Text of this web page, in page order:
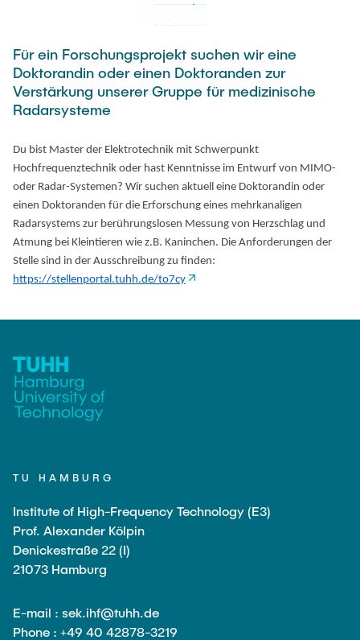
Jan Burmeister
Anja-Maria Doobe-Jöstingmeier
Carmen Hajunga
Research Associates
Nils Albrecht
Moritz Bäcker
Nils Bade
Frederike Bartels
Kai Christian Hübner
Omar Jabi
Marvin Jäger
Philip Riege
Georg Frederik Riemschneider
Marvin Ruppik
Bartosz Tegowski
QSea II
Smart Analytics
SUSTRONICS
Additional Involvements
ElektRail
I3 Junior
Things@TUHHLab
Completed Projects
Equipment of the Institute
Laboratory Equipment
Technology
Software
THESES AND JOBS
NEWS
Für ein Forschungsprojekt suchen wir eine
Doktorandin oder einen Doktoranden zur
Verstärkung unserer Gruppe für medizinische
Radarsysteme
Du bist Master der Elektrotechnik mit Schwerpunkt
Hochfrequenztechnik oder hast Kenntnisse im Entwurf von MIMO-
oder Radar-Systemen? Wir suchen aktuell eine Doktorandin oder
einen Doktoranden für die Erforschung eines mehrkanaligen
Radarsystems zur berührungslosen Messung von Herzschlag und
Atmung bei Kleintieren wie z.B. Kaninchen. Die Anforderungen der
Stelle sind in der Ausschreibung zu finden:
https://stellenportal.tuhh.de/to7cy
TU HAMBURG
Institute of High-Frequency Technology (E3)
Prof. Alexander Kölpin
Denickestraße 22 (I)
21073 Hamburg
E-mail : sek.ihf@tuhh.de
Phone : +49 40 42878-3219